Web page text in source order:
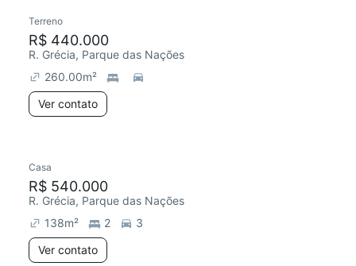
Chegou este mês
Terreno
R$ 440.000
R. Grécia, Parque das Nações
260.00m²
Ver contato
Casa
R$ 540.000
R. Grécia, Parque das Nações
138m² 2
3
Ver contato